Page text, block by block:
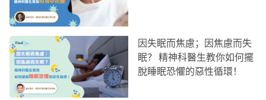
因失眠而焦慮；因焦慮而失
眠？ 精神科醫生教你如何擺
脫睡眠恐懼的惡性循環！